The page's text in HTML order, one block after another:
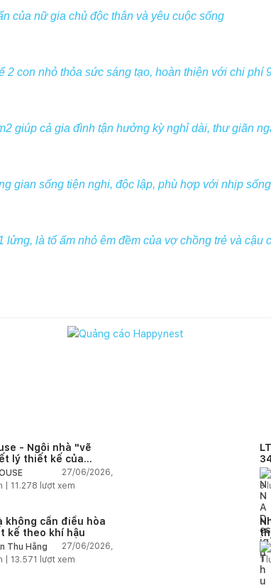
của nữ gia chủ độc thân và yêu cuộc sống
2 con nhỏ thỏa sức sáng tạo, hoàn thiện với chi phí
giúp cả gia đình tận hưởng kỳ nghỉ dài, thư giãn
gian sống tiện nghi, độc lập, phù hợp với nhịp
lửng, là tổ ấm nhỏ êm đềm của vợ chồng trẻ và cậu
- Ngôi nhà "vẽ
lý thiết kế của
27/06/2026,
| 11.278 lượt xem
3
không cần điều hòa
kế theo khí hậu
Thu Hằng
27/06/2026,
| 13.571 lượt xem
1